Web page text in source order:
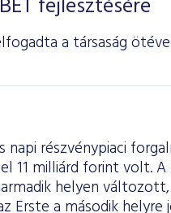
fejlesztésére
a társaság
részvénypiaci
11 milliárd forint volt.
helyen
Erste a második